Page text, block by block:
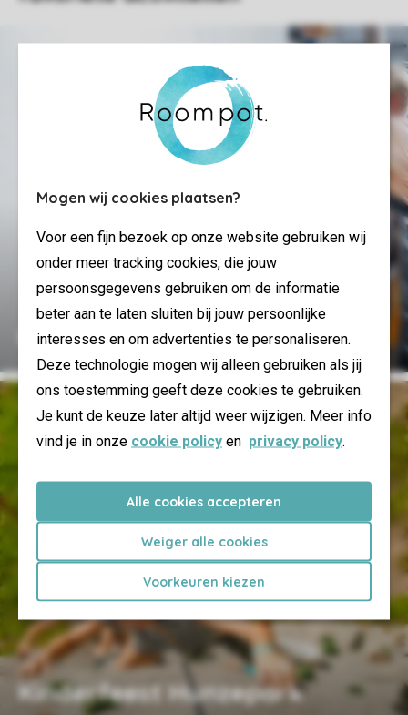
Mogen wij cookies plaatsen?
Voor een fijn bezoek op onze website gebruiken wij
onder meer tracking cookies, die jouw
persoonsgegevens gebruiken om de informatie
beter aan te laten sluiten bij jouw persoonlijke
interesses en om advertenties te personaliseren.
Deze technologie mogen wij alleen gebruiken als jij
ons toestemming geeft deze cookies te gebruiken.
Je kunt de keuze later altijd weer wijzigen. Meer info
vind je in onze cookie policy en privacy policy.
Alle cookies accepteren
Weiger alle cookies
Voorkeuren kiezen
Kinderfeest Hunzedal
Kinderfeest Hunzepark